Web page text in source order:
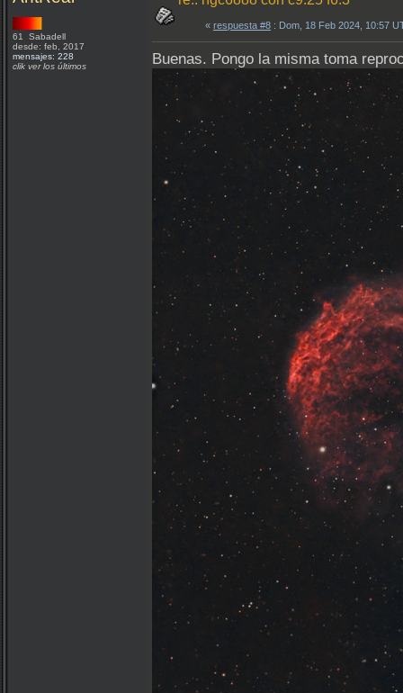
61 Sabadell
desde: feb, 2017
mensajes: 228
clik ver los últimos
« respuesta #8 : Dom, 18 Feb 2024, 10:57
Buenas. Pongo la misma toma